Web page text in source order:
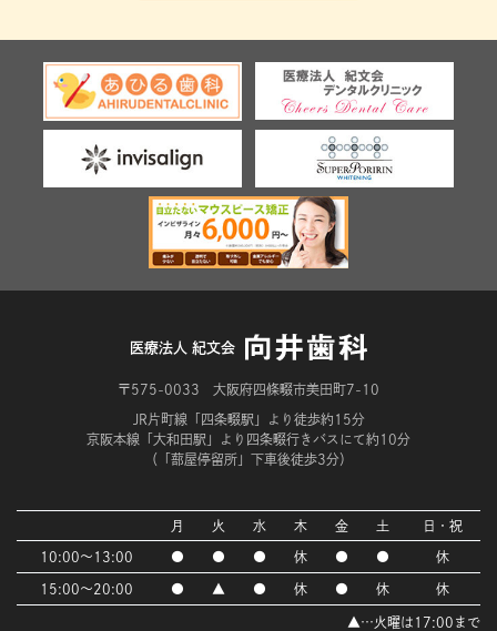
医療法人 紀文会
〒575-0033 大阪府四條畷市美田町7-10
JR片町線「四条畷駅」より徒歩約15分
京阪本線「大和田駅」より四条畷行きバスにて約10分
（「蔀屋停留所」下車後徒歩3分）
月 火 水 木 金 土 日・祝
10:00～13:00 ● ● ● 休 ● ● 休
15:00～20:00 ● ▲ ● 休 ● 休 休
▲…火曜は17:00まで